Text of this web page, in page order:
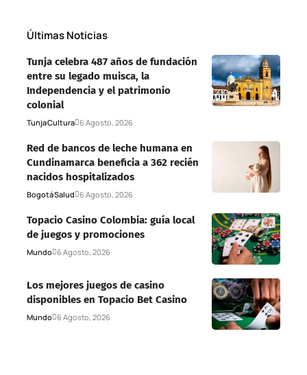
Últimas Noticias
Tunja celebra 487 años de fundación
entre su legado muisca, la
Independencia y el patrimonio
colonial
TunjaCultura 6 Agosto, 2026
Red de bancos de leche humana en
Cundinamarca beneficia a 362 recién
nacidos hospitalizados
BogotáSalud 6 Agosto, 2026
Topacio Casino Colombia: guía local
de juegos y promociones
Mundo 6 Agosto, 2026
Los mejores juegos de casino
disponibles en Topacio Bet Casino
Mundo 6 Agosto, 2026